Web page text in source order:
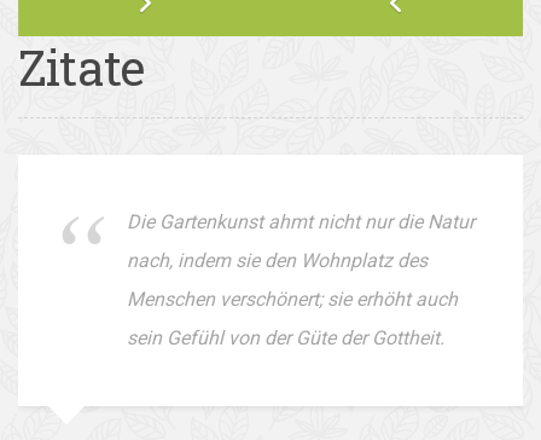
Zitate
Die Gartenkunst ahmt nicht nur die Natur
nach, indem sie den Wohnplatz des
Menschen verschönert; sie erhöht auch
sein Gefühl von der Güte der Gottheit.